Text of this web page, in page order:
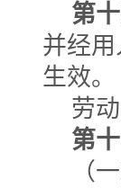
第
并经
生效。
劳
第
（